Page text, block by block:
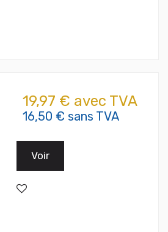
19,97 € avec TVA
16,50 € sans TVA
Voir